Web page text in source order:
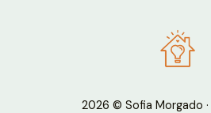
2026 © Sofia Morgado ·